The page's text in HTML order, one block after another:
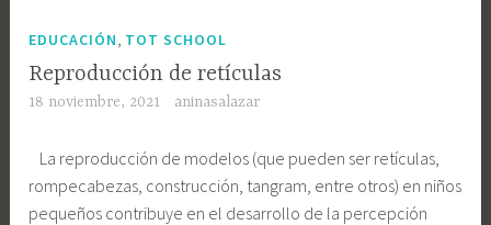
EDUCACIÓN TOT SCHOOL
Reproducción de retículas
18 noviembre, 2021 aninasalazar
La reproducción de modelos (que pueden ser retículas,
rompecabezas, construcción, tangram, entre otros) en niños
pequeños contribuye en el desarrollo de la percepción